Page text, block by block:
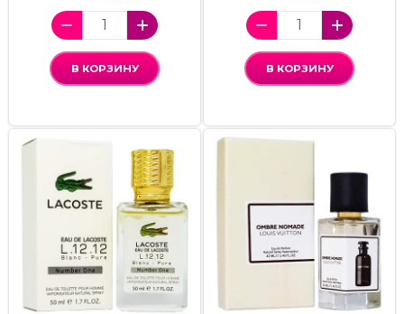
В КОРЗИНУ В КОРЗИНУ